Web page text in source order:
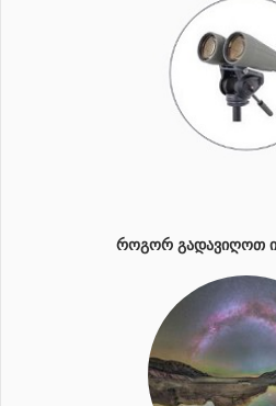
ᲠᲝᲒᲝᲠ ᲒᲐᲓᲐᲕᲘᲦᲝᲗ